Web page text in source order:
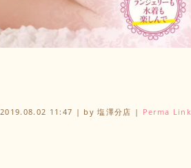
2019.08.02 11:47 | by塩澤分店 | Perma Link